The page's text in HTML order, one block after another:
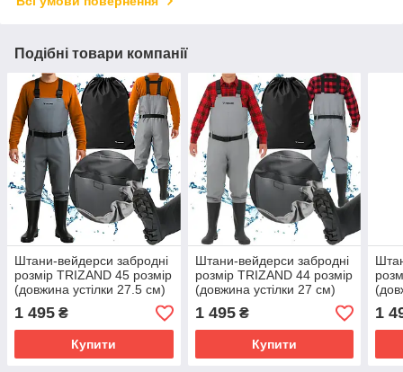
Подібні товари компанії
Штани-вейдерси забродні
розмір TRIZAND 45 розмір
(довжина устілки 27.5 см)
Польша
1 495 ₴
Купити
Штани-вейдерси забродні
розмір TRIZAND 44 розмір
(довжина устілки 27 см)
Польша
1 495₴
Купити
1